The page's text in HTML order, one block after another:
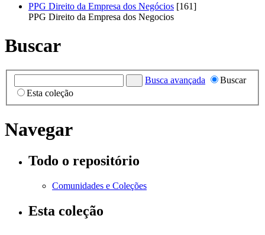
PPG Direito da Empresa dos Negócios [161]
PPG Direito da Empresa dos Negocios
Buscar
Busca avançada
Buscar
Esta coleção
Navegar
Todo o repositório
Comunidades e Coleções
Esta coleção